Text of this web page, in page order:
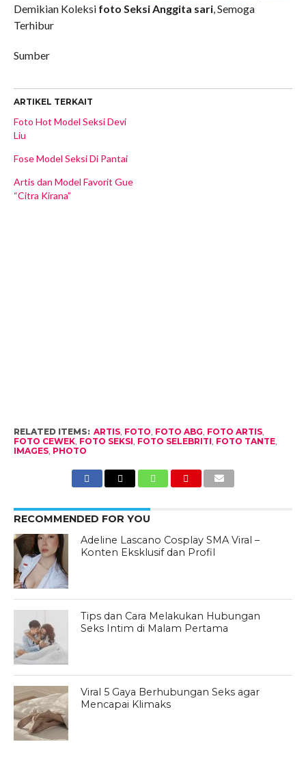
Demikian Koleksifoto Seksi Anggita sari, Semoga
Terhibur
Sumber
ARTIKEL TERKAIT
Foto Hot Model Seksi Devi
Liu
Fose Model Seksi Di Pantai
Artis dan Model Favorit Gue
“Citra Kirana”
RELATED ITEMS: ARTIS, FOTO, FOTO ABG, FOTO ARTIS,
FOTO CEWEK, FOTO SEKSI, FOTO SELEBRITI, FOTO TANTE,
IMAGES, PHOTO
RECOMMENDED FOR YOU
Adeline Lascano Cosplay SMA Viral –
Konten Eksklusif dan Profil
Tips dan Cara Melakukan Hubungan
Seks Intim di Malam Pertama
Viral 5 Gaya Berhubungan Seks agar
Mencapai Klimaks